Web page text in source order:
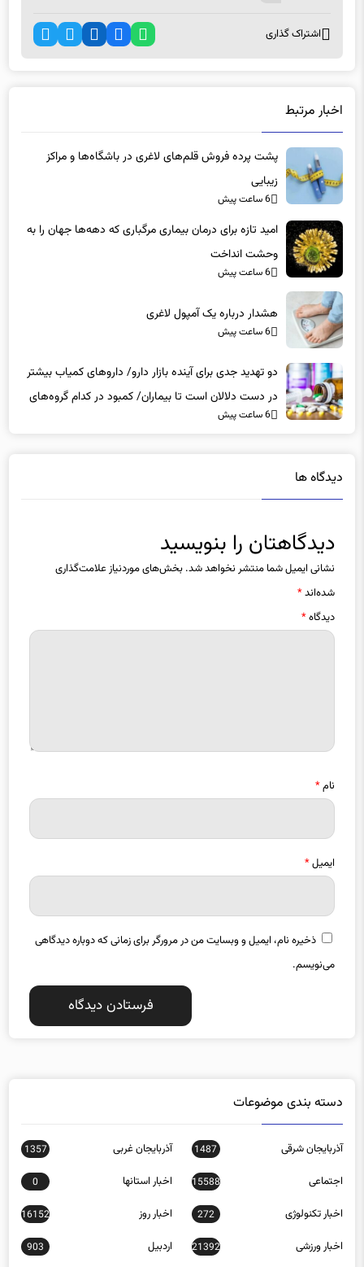
پشت پرده فروش قلم‌های لاغری در باشگاه‌ها و مراکز
زیبایی
6 ساعت پیش
امید تازه برای درمان بیماری مرگباری که دهه‌ها جهان را به
وحشت انداخت
6 ساعت پیش
در دست دلالان است تا بیماران/ کمبود در کدام گروه‌های
دارویی محسوس‌تر است؟
نشانی ایمیل شما منتشر نخواهد شد.بخش‌های موردنیاز علامت‌گذاری
شده‌اند*
دیدگاه*
ایمیل*
ذخیره نام، ایمیل و وبسایت من در مرورگر برای زمانی که دوباره دیدگاهی
می‌نویسم.
آذربایجان شرقی
اجتماعی 15588 اخبار استانها 0
اخبار تکنولوژی 272 اخبار روز 16152
اخبار ورزشی 21392 اردبیل 903
اصفهان 1616 اقتصادی 12118